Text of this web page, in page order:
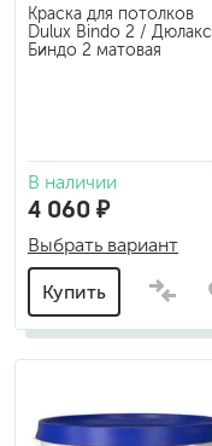
Краска для потолков
Dulux Bindo 2 / Дюлакс
Биндо 2 матовая
В наличии
4 060 ₽
Выбрать вариант
Купить